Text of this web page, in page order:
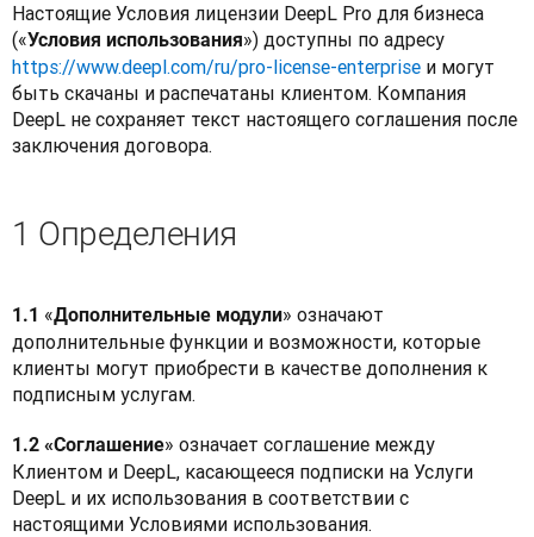
Настоящие Условия лицензии DeepL Pro для бизнеса
(«Условия использования
https://www.deepl.com/ru/pro-license-enterprise и могут
быть скачаны и распечатаны клиентом. Компания
DeepL не сохраняет текст настоящего соглашения после
заключения договора.
1 Определения
1.1 «Дополнительные модули» означают
дополнительные функции и возможности, которые
клиенты могут приобрести в качестве дополнения к
подписным услугам.
1.2 «Соглашение» означает соглашение между
Клиентом и DeepL, касающееся подписки на Услуги
DeepL и их использования в соответствии с
настоящими Условиями использования.